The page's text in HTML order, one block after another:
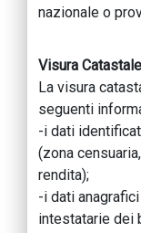
nazionale o
Visura
La visura
seguenti
-i dati
(zona
rendita);
-i dati
intestatarie dei